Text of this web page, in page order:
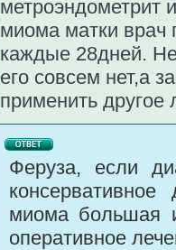
метроэндометрит
миома матки врач
каждые 28дней.
его совсем нет,а
применить другое
Феруза, если
консервативное
миома большая
оперативное